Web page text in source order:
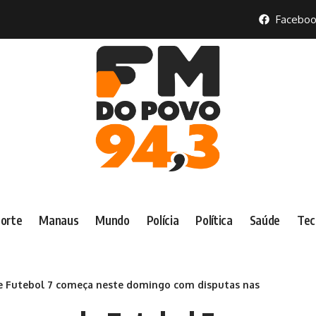
Manaus Mundo Polícia Política Saúde
Futebol 7 começa neste domingo com disputas nas